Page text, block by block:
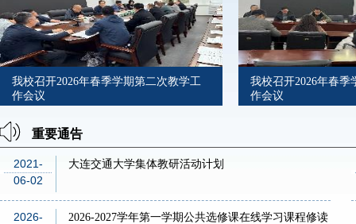
我校召开2026年春季学期第二次教学工
作会议
我校召开2026年春季
作会议
重要通告
2021-
06-02
大连交通大学集体教研活动计划
2026-
2026-2027学年第一学期公共选修课在线学习课程修读